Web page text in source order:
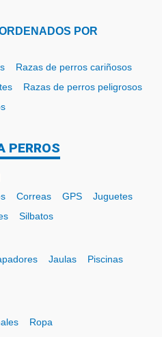
POR
Razas de perros cariñosos
Razas de perros peligrosos
PERROS
Correas GPS
Juguetes
Silbatos
Jaulas
Piscinas
Ropa